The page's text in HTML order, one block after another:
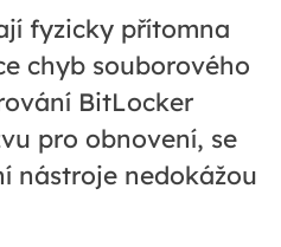
fyzicky přítomna
chyb souborového
BitLocker
pro obnovení, se
nástroje nedokážou